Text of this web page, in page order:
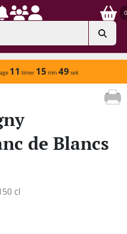
0
11 timer 15 min 49 sek
de Blancs
cl